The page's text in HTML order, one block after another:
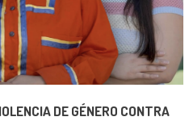
DE GÉNERO CONTRA